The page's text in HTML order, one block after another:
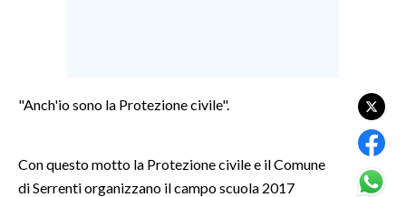
GOSSIP
"Anch'io sono la Protezione civile".
Con questo motto la Protezione civile e il Comune
di Serrenti organizzano il campo scuola 2017